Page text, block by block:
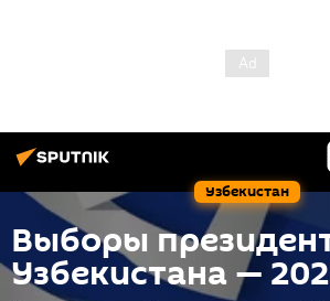
Узбекистан
Выборы
Узбекистана —